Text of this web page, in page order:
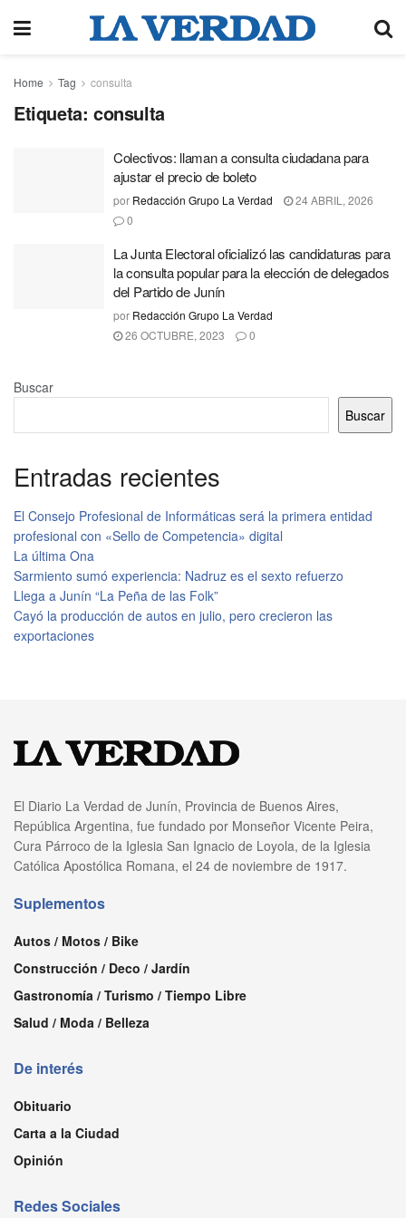
Home Tag consulta
Etiqueta: consulta
Colectivos: llaman a consulta ciudadana para
ajustar el precio de boleto
por Redacción Grupo La Verdad
24 ABRIL, 2026
0
La Junta Electoral oficializó las candidaturas para
la consulta popular para la elección de delegados
del Partido de Junín
por Redacción Grupo La Verdad
26 OCTUBRE, 2023
0
Buscar
Buscar
Entradas recientes
El Consejo Profesional de Informáticas será la primera entidad
profesional con «Sello de Competencia» digital
La última Ona
Sarmiento sumó experiencia: Nadruz es el sexto refuerzo
Llega a Junín “La Peña de las Folk”
Cayó la producción de autos en julio, pero crecieron las
exportaciones
El Diario La Verdad de Junín, Provincia de Buenos Aires,
República Argentina, fue fundado por Monseñor Vicente Peira,
Cura Párroco de la Iglesia San Ignacio de Loyola, de la Iglesia
Católica Apostólica Romana, el 24 de noviembre de 1917.
Suplementos
Autos / Motos / Bike
Construcción / Deco / Jardín
Gastronomía / Turismo / Tiempo Libre
Salud / Moda / Belleza
De interés
Obituario
Carta a la Ciudad
Opinión
Redes Sociales